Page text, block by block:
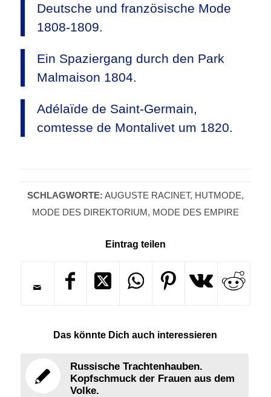
Deutsche und französische Mode
1808-1809.
Ein Spaziergang durch den Park
Malmaison 1804.
Adélaïde de Saint-Germain,
comtesse de Montalivet um 1820.
SCHLAGWORTE: AUGUSTE RACINET, HUTMODE,
MODE DES DIREKTORIUM, MODE DES EMPIRE
Eintrag teilen
Das könnte Dich auch interessieren
Russische Trachtenhauben.
Kopfschmuck der Frauen aus dem
Volke.